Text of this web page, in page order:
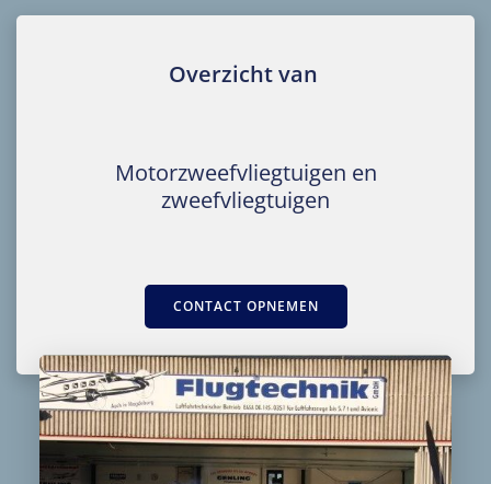
Overzicht van
Motorzweefvliegtuigen en
zweefvliegtuigen
CONTACT OPNEMEN